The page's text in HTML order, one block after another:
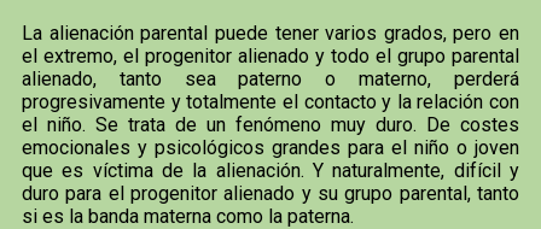
La alienación parental puede tener varios grados, pero en
el extremo, el progenitor alienado y todo el grupo parental
alienado, tanto sea paterno o materno, perderá
progresivamente y totalmente el contacto y la relación con
el niño. Se trata de un fenómeno muy duro. De costes
emocionales y psicológicos grandes para el niño o joven
que es víctima de la alienación. Y naturalmente, difícil y
duro para el progenitor alienado y su grupo parental, tanto
si es la banda materna como la paterna.